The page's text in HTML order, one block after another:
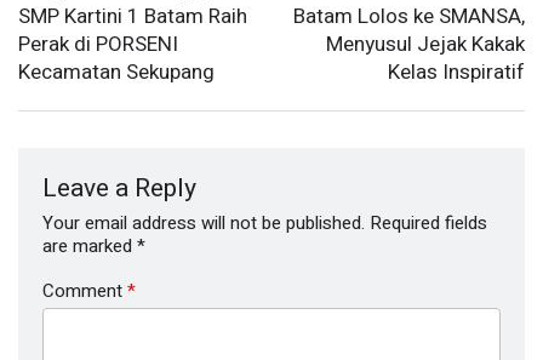
SMP Kartini 1 Batam Raih
Perak di PORSENI
Kecamatan Sekupang
Batam Lolos ke SMANSA,
Menyusul Jejak Kakak
Kelas Inspiratif
Leave a Reply
Your email address will not be published. Required fields
are marked *
Comment*